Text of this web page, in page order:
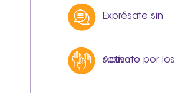
Exprésate sin
sexismo
Actívate por los